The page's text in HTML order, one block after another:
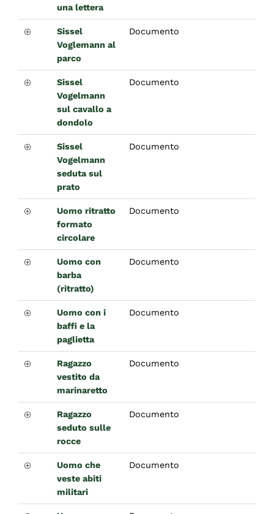
una lettera
Sissel
Voglemann al
parco
Documento
Sissel
Vogelmann
sul cavallo a
dondolo
Documento
Sissel
Vogelmann
seduta sul
prato
Documento
Uomo ritratto
formato
circolare
Documento
Uomo con
barba
(ritratto)
Documento
Uomo con i
baffi e la
paglietta
Documento
Ragazzo
vestito da
marinaretto
Documento
Ragazzo
seduto sulle
rocce
Documento
Uomo che
veste abiti
militari
Documento